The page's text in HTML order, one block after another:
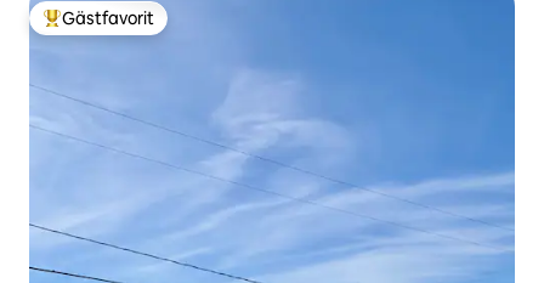
Populär gästfavorit
Gästfavorit